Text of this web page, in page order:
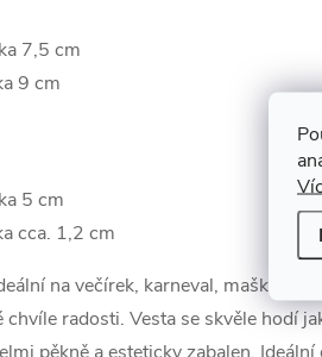
7,5 cm
9 cm
5 cm
cca. 1,2 cm
na večírek, karneval, maškarní
chvíle radosti. Vesta se skvěle hodí